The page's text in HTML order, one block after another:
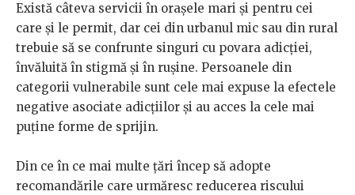
Există câteva servicii în orașele mari și pentru cei
care și le permit, dar cei din urbanul mic sau din rural
trebuie să se confrunte singuri cu povara adicției,
învăluită în stigmă și în rușine. Persoanele din
categorii vulnerabile sunt cele mai expuse la efectele
negative asociate adicțiilor și au acces la cele mai
puține forme de sprijin.
Din ce în ce mai multe țări încep să adopte
recomandările care urmăresc reducerea riscului